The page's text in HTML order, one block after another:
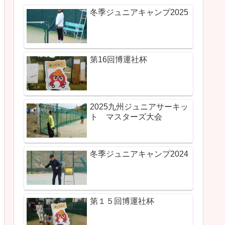
冬季ジュニアキャンプ2025
第16回博運社杯
2025九州ジュニアサーキッ
ト マスターズ大会
冬季ジュニアキャンプ2024
第１５回博運社杯